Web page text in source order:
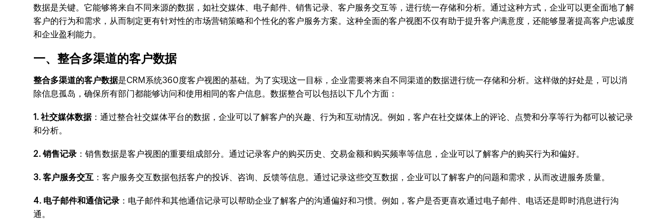
数据是关键。它能够将来自不同来源的数据，如社交媒体、电子邮件、销售记录、客户服务交互等，进行统一存储和分析。通过这种方式，企业可以更全面地了解
客户的行为和需求，从而制定更有针对性的市场营销策略和个性化的客户服务方案。这种全面的客户视图不仅有助于提升客户满意度，还能够显著提高客户忠诚度
和企业盈利能力。
一、整合多渠道的客户数据
整合多渠道的客户数据是CRM系统360度客户视图的基础。为了实现这一目标，企业需要将来自不同渠道的数据进行统一存储和分析。这样做的好处是，可以消
除信息孤岛，确保所有部门都能够访问和使用相同的客户信息。数据整合可以包括以下几个方面：
1. 社交媒体数据：通过整合社交媒体平台的数据，企业可以了解客户的兴趣、行为和互动情况。例如，客户在社交媒体上的评论、点赞和分享等行为都可以被记录
和分析。
2. 销售记录 ：销售数据是客户视图的重要组成部分。通过记录客户的购买历史、交易金额和购买频率等信息，企业可以了解客户的购买行为和偏好。
3. 客户服务交互 ：客户服务交互数据包括客户的投诉、咨询、反馈等信息。通过记录这些交互数据，企业可以了解客户的问题和需求，从而改进服务质量。
4. 电子邮件和通信记录 ：电子邮件和其他通信记录可以帮助企业了解客户的沟通偏好和习惯。例如，客户是否更喜欢通过电子邮件、电话还是即时消息进行沟
通。